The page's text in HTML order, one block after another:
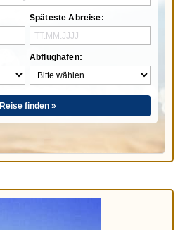
Späteste Abreise:
Abflughafen:
Reise finden »